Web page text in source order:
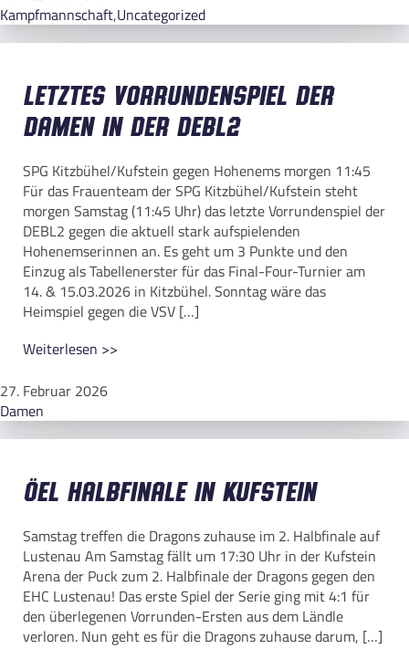
Kampfmannschaft,Uncategorized
Letztes Vorrundenspiel der
Damen in der DEBL2
SPG Kitzbühel/Kufstein gegen Hohenems morgen 11:45
Für das Frauenteam der SPG Kitzbühel/Kufstein steht
morgen Samstag (11:45 Uhr) das letzte Vorrundenspiel der
DEBL2 gegen die aktuell stark aufspielenden
Hohenemserinnen an. Es geht um 3 Punkte und den
Einzug als Tabellenerster für das Final-Four-Turnier am
14. & 15.03.2026 in Kitzbühel. Sonntag wäre das
Heimspiel gegen die VSV […]
Weiterlesen >>
27. Februar 2026
Damen
ÖEL Halbfinale in Kufstein
Samstag treffen die Dragons zuhause im 2. Halbfinale auf
Lustenau Am Samstag fällt um 17:30 Uhr in der Kufstein
Arena der Puck zum 2. Halbfinale der Dragons gegen den
EHC Lustenau! Das erste Spiel der Serie ging mit 4:1 für
den überlegenen Vorrunden-Ersten aus dem Ländle
verloren. Nun geht es für die Dragons zuhause darum, […]